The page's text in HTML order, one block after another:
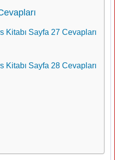
Kitabı Sayfa 27 Cevapları
Kitabı Sayfa 28 Cevapları